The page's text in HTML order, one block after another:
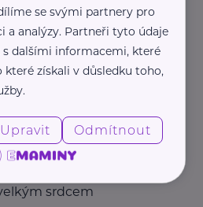
výzva jako
srdcem
se svými partnery pro
a analýzy. Partneři tyto údaje
dalšími informacemi, které
získali v důsledku toho,
Upravit Odmítnout